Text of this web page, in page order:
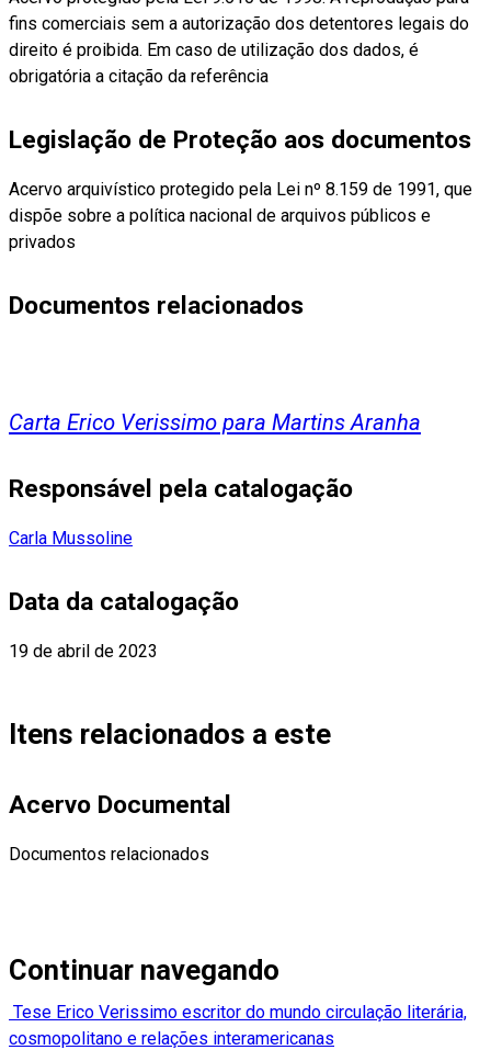
fins comerciais sem a autorização dos detentores legais do
direito é proibida. Em caso de utilização dos dados, é
obrigatória a citação da referência
Legislação de Proteção aos documentos
Acervo arquivístico protegido pela Lei nº 8.159 de 1991, que
dispõe sobre a política nacional de arquivos públicos e
privados
Documentos relacionados
Carta Erico Verissimo para Martins Aranha
Responsável pela catalogação
Carla Mussoline
Data da catalogação
19 de abril de 2023
Itens relacionados a este
Acervo Documental
Documentos relacionados
Continuar navegando
Tese Erico Verissimo escritor do mundo circulação literária,
cosmopolitano e relações interamericanas